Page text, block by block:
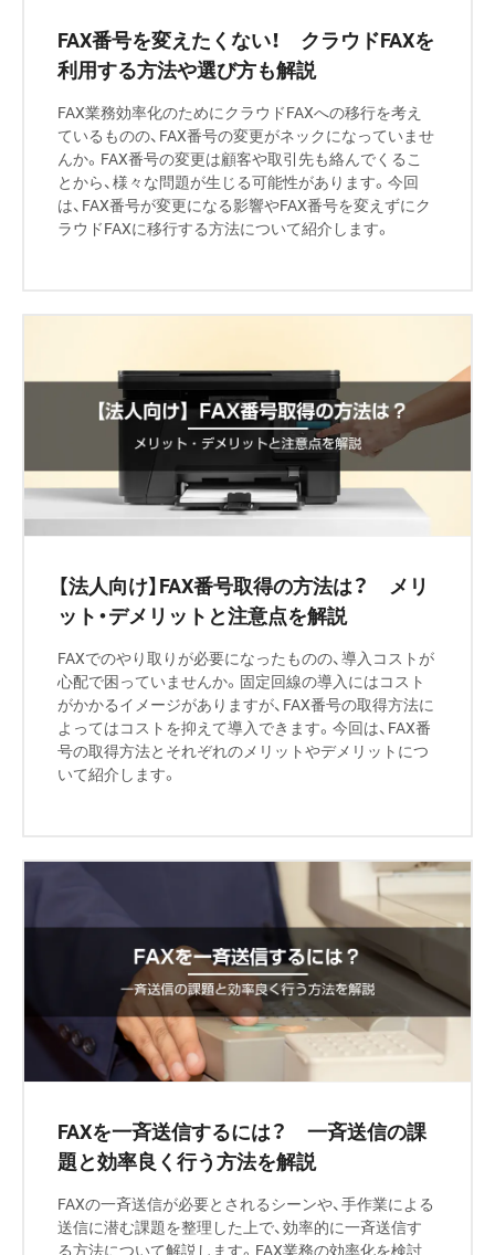
FAX番号を変えたくない！ クラウドFAXを
利用する方法や選び方も解説
FAX業務効率化のためにクラウドFAXへの移行を考え
ているものの、FAX番号の変更がネックになっていませ
んか。FAX番号の変更は顧客や取引先も絡んでくるこ
とから、様々な問題が生じる可能性があります。今回
は、FAX番号が変更になる影響やFAX番号を変えずにク
ラウドFAXに移行する方法について紹介します。
【法人向け】FAX番号取得の方法は？ メリ
ット・デメリットと注意点を解説
FAXでのやり取りが必要になったものの、導入コストが
心配で困っていませんか。固定回線の導入にはコスト
がかかるイメージがありますが、FAX番号の取得方法に
よってはコストを抑えて導入できます。今回は、FAX番
号の取得方法とそれぞれのメリットやデメリットにつ
いて紹介します。
FAXを一斉送信するには？ 一斉送信の課
題と効率良く行う方法を解説
FAXの一斉送信が必要とされるシーンや、手作業による
送信に潜む課題を整理した上で、効率的に一斉送信す
る方法について解説します。FAX業務の効率化を検討